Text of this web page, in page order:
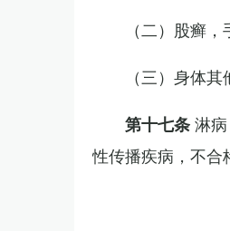
（二）股癣
（三）身体
第十七条淋
性传播疾病，不合